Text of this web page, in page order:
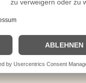
jüngste Spieler
er seine
Beckers zu einem
den Sieg in